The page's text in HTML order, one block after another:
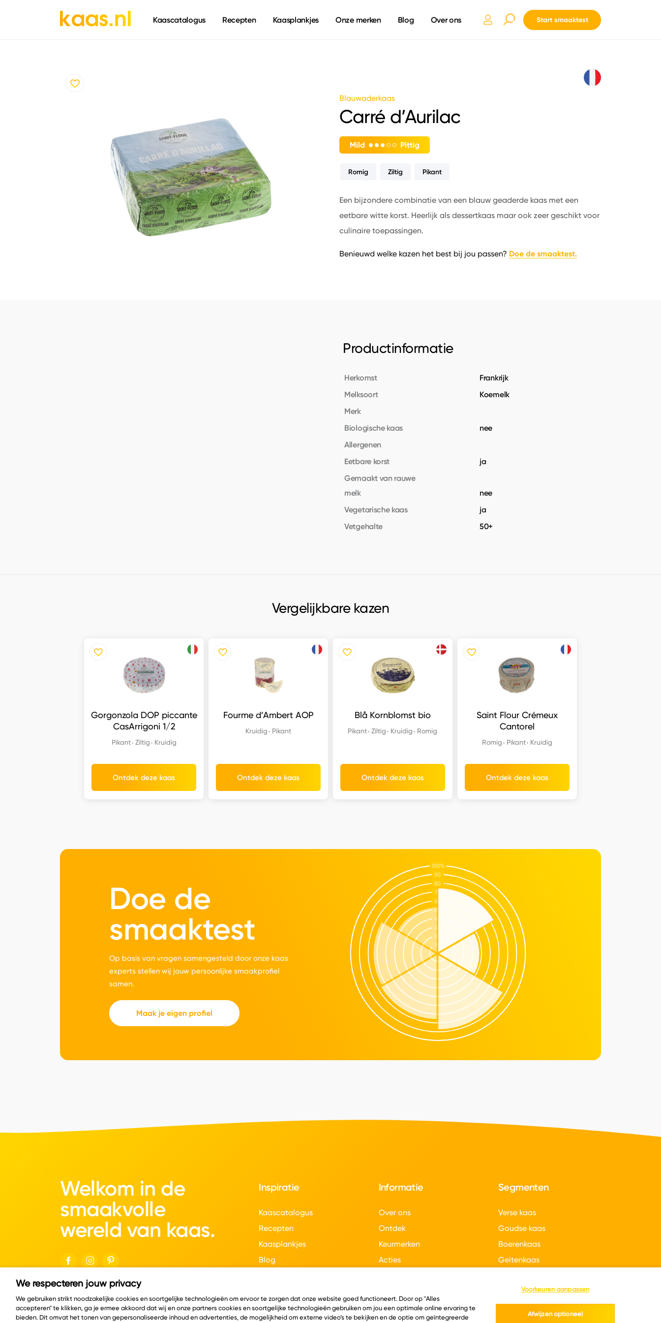
Kaascatalogus Recepten Kaasplankjes Onze merken Blog Over ons Start smaaktest
Blauwaderkaas
Carré d’Aurilac
Mild Pittig
Romig Ziltig Pikant
Een bijzondere combinatie van een blauw geaderde kaas met een
eetbare witte korst. Heerlijk als dessertkaas maar ook zeer geschikt voor
culinaire toepassingen.
Benieuwd welke kazen het best bij jou passen? Doe de smaaktest.
Productinformatie
Herkomst
Frankrijk
Melksoort
Koemelk
Merk
Biologische kaas
nee
Allergenen
Eetbare korst
ja
Gemaakt van rauwe
melk
nee
Vegetarische kaas
ja
Vetgehalte
50+
Vergelijkbare kazen
Gorgonzola DOP piccante
CasArrigoni 1/2
Pikant Ziltig Kruidig
Ontdek deze kaas
Fourme d’Ambert AOP
Kruidig Pikant
Ontdek deze kaas
Blå Kornblomst bio
Pikant Ziltig Kruidig Romig
Ontdek deze kaas
Saint Flour Crémeux
Cantorel
Romig Pikant Kruidig
Ontdek deze kaas
Doe de
smaaktest
Op basis van vragen samengesteld door onze kaas
experts stellen wij jouw persoonlijke smaakprofiel
samen.
Maak je eigen profiel
Welkom in de
smaakvolle
wereld van kaas.
© Copyright 2026 Velder
Inspiratie
Kaascatalogus
Recepten
Kaasplankjes
Blog
Informatie
Over ons
Ontdek
Keurmerken
Acties
Segmenten
Verse kaas
Goudse kaas
Boerenkaas
Geitenkaas
We respecteren jouw privacy
We gebruiken strikt noodzakelijke cookies en soortgelijke technologieën om ervoor te zorgen dat onze website goed functioneert. Door op "Alles
accepteren" te klikken, ga je ermee akkoord dat wij en onze partners cookies en soortgelijke technologieën gebruiken om jou een optimale online ervaring te
bieden. Dit omvat het tonen van gepersonaliseerde inhoud en advertenties, de mogelijkheid om externe video’s te bekijken en de optie om geïntegreerde
Voorkeuren aanpassen
Afwijzen optioneel